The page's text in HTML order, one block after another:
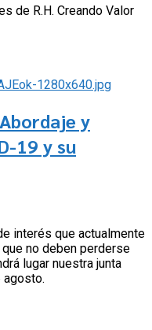
de R.H. Creando Valor
y
19 y su
interés que actualmente
no deben perderse
lugar nuestra junta
agosto.